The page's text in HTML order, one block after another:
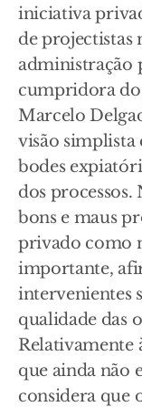
iniciativa
de projectistas
administração
cumpridora
Marcelo
visão simplista
bodes
dos processos.
bons e maus
privado como
importante,
intervenientes
qualidade das
Relativamente
que ainda não
considera que